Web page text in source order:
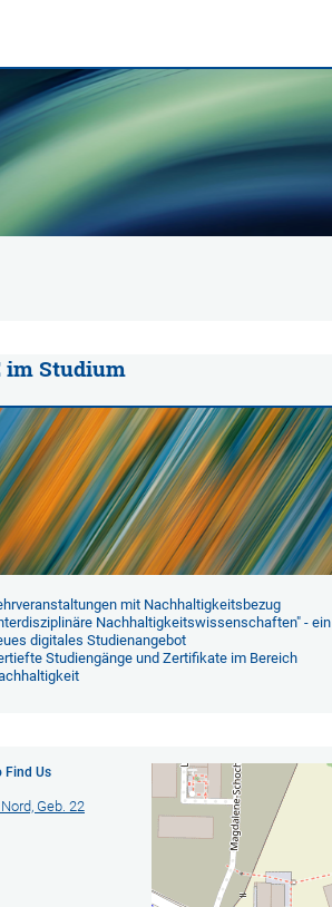
im Studium
mit Nachhaltigkeitsbezug
Nachhaltigkeitswissenschaften" - ein
digitales Studienangebot
Studiengänge und Zertifikate im Bereich
Find Us
Geb. 22